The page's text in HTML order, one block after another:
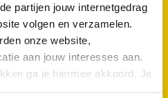
partijen jouw internetgedrag
volgen en verzamelen.
onze website,
aan jouw interesses aan.
ga je hiermee akkoord. Je
Ridderkerk
Spijkenisse
Roosendaal